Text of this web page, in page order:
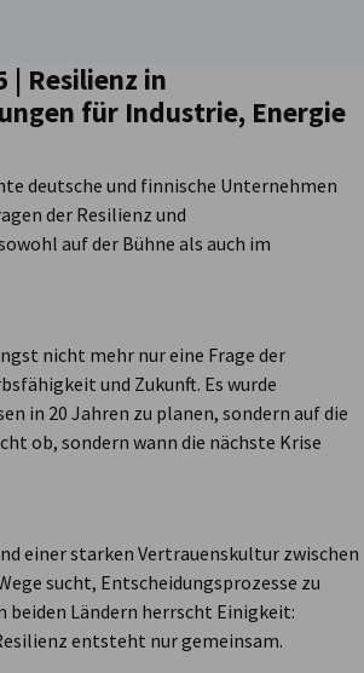
| Resilienz in
für Industrie, Energie
deutsche und finnische Unternehmen
der Resilienz und
auf der Bühne als auch im
nicht mehr nur eine Frage der
und Zukunft. Es wurde
in 20 Jahren zu planen, sondern auf die
ob, sondern wann die nächste Krise
einer starken Vertrauenskultur zwischen
sucht, Entscheidungsprozesse zu
Ländern herrscht Einigkeit:
entsteht nur gemeinsam.